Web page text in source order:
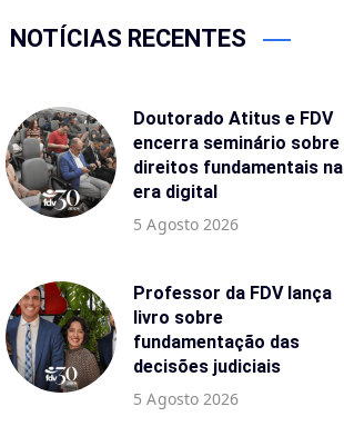
NOTÍCIAS RECENTES
Doutorado Atitus e FDV
encerra seminário sobre
direitos fundamentais na
era digital
5 Agosto 2026
Professor da FDV lança
livro sobre
fundamentação das
decisões judiciais
5 Agosto 2026